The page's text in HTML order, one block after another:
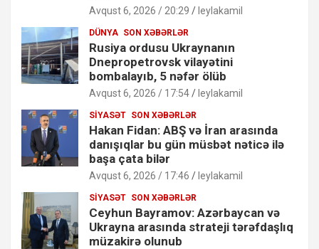
Avqust 6, 2026 / 20:29 leylakamil
DÜNYA SON XƏBƏRLƏR
Rusiya ordusu Ukraynanın
Dnepropetrovsk vilayətini
bombalayıb, 5 nəfər ölüb
Avqust 6, 2026 / 17:54 leylakamil
SIYASƏT SON XƏBƏRLƏR
Hakan Fidan: ABŞ və İran arasında
danışıqlar bu gün müsbət nəticə ilə
başa çata bilər
Avqust 6, 2026 / 17:46 leylakamil
SIYASƏT SON XƏBƏRLƏR
Ceyhun Bayramov: Azərbaycan və
Ukrayna arasında strateji tərəfdaşlıq
müzakirə olunub